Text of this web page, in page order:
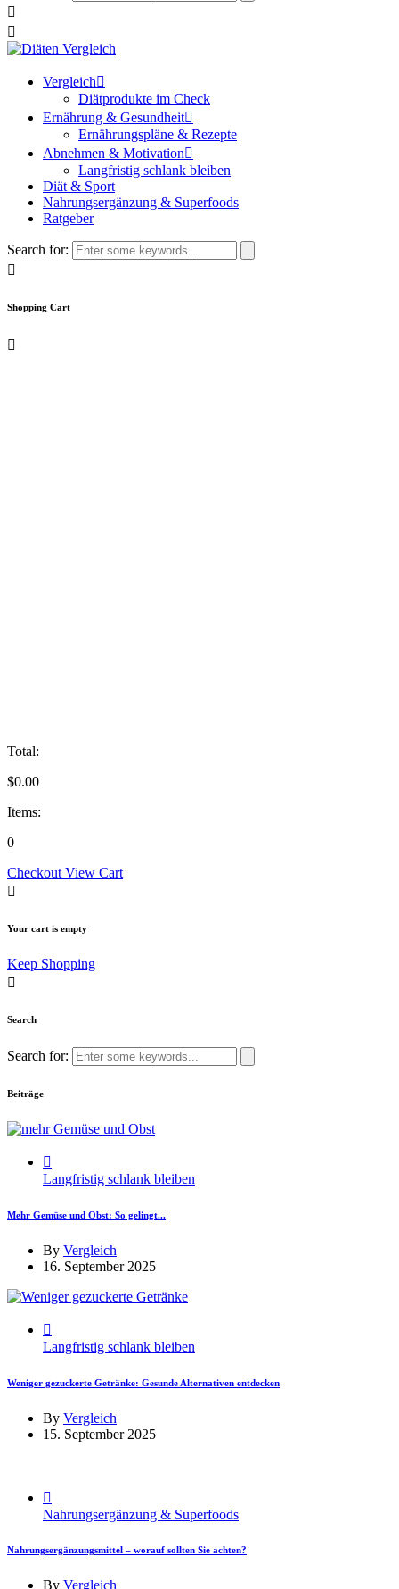
Vergleich
Diätprodukte im Check
Ernährung & Gesundheit
Ernährungspläne & Rezepte
Abnehmen & Motivation
Langfristig schlank bleiben
Diät & Sport
Nahrungsergänzung & Superfoods
Ratgeber
Search for:
Shopping Cart
Total:
$0.00
Items:
0
Checkout View Cart
Your cart is empty
Keep Shopping
Search
Search for:
Beiträge
Langfristig schlank bleiben
Mehr Gemüse und Obst: So gelingt...
By Vergleich
16. September 2025
Langfristig schlank bleiben
Weniger gezuckerte Getränke: Gesunde Alternativen entdecken
By Vergleich
15. September 2025
Nahrungsergänzung & Superfoods
Nahrungsergänzungsmittel – worauf sollten Sie achten?
By Vergleich